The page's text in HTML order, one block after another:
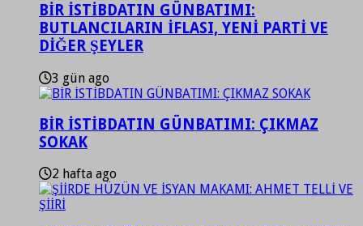
BİR İSTİBDATIN GÜNBATIMI:
BUTLANCILARIN İFLASI, YENİ PARTİ VE
DİĞER ŞEYLER
3 gün ago
BİR İSTİBDATIN GÜNBATIMI: ÇIKMAZ
SOKAK
2 hafta ago